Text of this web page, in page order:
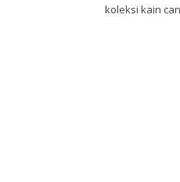
koleksi kain